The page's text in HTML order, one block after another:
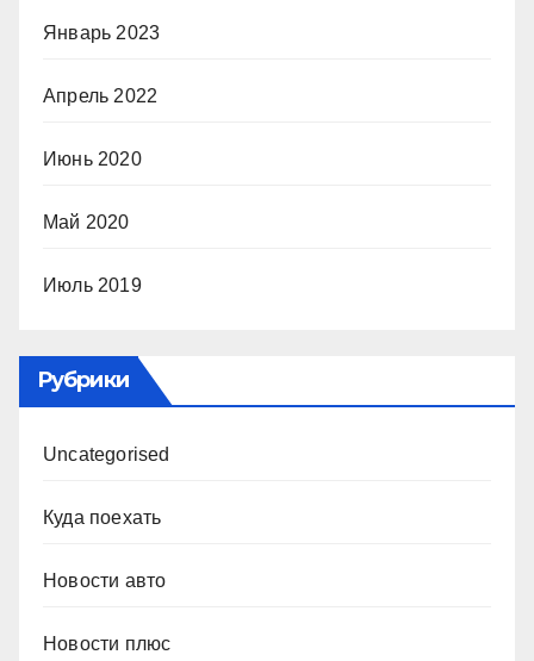
Январь 2023
Апрель 2022
Июнь 2020
Май 2020
Июль 2019
Рубрики
Uncategorised
Куда поехать
Новости авто
Новости плюс